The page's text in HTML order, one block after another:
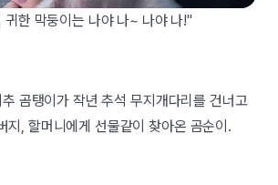
귀한 막둥이는 나야 나~ 나야 나!"
곰탱이가 작년 추석 무지개다리를 건너고
지, 할머니에게 선물같이 찾아온 곰순이.